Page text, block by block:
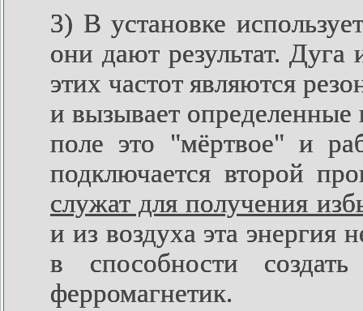
3) В установке
они дают результат. Дуга
этих частот являются
и вызывает
поле это "мёртвое" и
подключается второй
служат для получения
и из воздуха эта энергия
в способности
ферромагнетик.